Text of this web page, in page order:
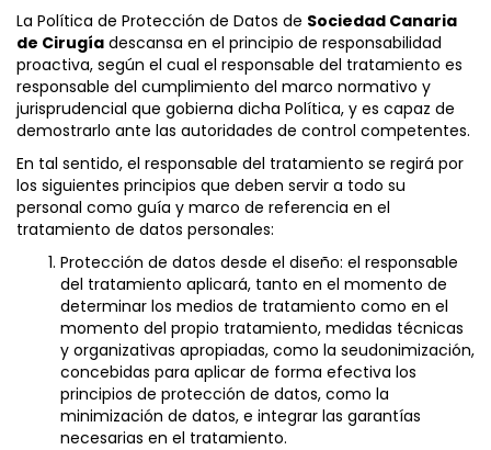
La Política de Protección de Datos de Sociedad Canaria
de Cirugía descansa en el principio de responsabilidad
proactiva, según el cual el responsable del tratamiento es
responsable del cumplimiento del marco normativo y
jurisprudencial que gobierna dicha Política, y es capaz de
demostrarlo ante las autoridades de control competentes.
En tal sentido, el responsable del tratamiento se regirá por
los siguientes principios que deben servir a todo su
personal como guía y marco de referencia en el
tratamiento de datos personales:
Protección de datos desde el diseño: el responsable
del tratamiento aplicará, tanto en el momento de
determinar los medios de tratamiento como en el
momento del propio tratamiento, medidas técnicas
y organizativas apropiadas, como la seudonimización,
concebidas para aplicar de forma efectiva los
principios de protección de datos, como la
minimización de datos, e integrar las garantías
necesarias en el tratamiento.